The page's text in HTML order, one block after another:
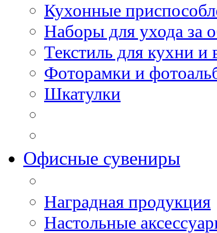
Кухонные
Наборы для ухода за
Текстиль для кухни и
Фоторамки и
Шкатулки
Офисные сувениры
Наградная продукция
Настольные